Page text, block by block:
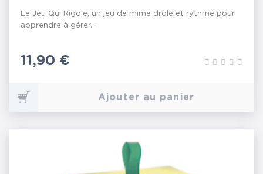
Le Jeu Qui Rigole, un jeu de mime drôle et rythmé pour
apprendre à gérer...
Prix
11,90 €
Ajouter au panier